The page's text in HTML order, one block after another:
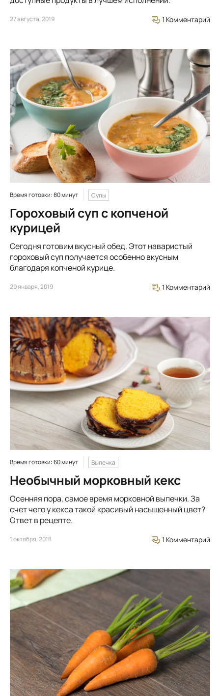
27 августа, 2019 1 Комментарий
Время готовки: 80 минут Супы
Гороховый суп с копченой
курицей
Сегодня готовим вкусный обед. Этот наваристый
гороховый суп получается особенно вкусным
благодаря копченой курице.
29 января, 2019 1 Комментарий
Время готовки: 60 минут Выпечка
Необычный морковный кекс
Осенняя пора, самое время морковной выпечки. За
счет чего у кекса такой красивый насыщенный цвет?
Ответ в рецепте.
1 октября, 2018 1 Комментарий